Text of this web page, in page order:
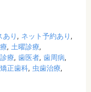
あり
ネット予約あり
土曜診療
療 歯医者 歯周病
矯正歯科 虫歯治療